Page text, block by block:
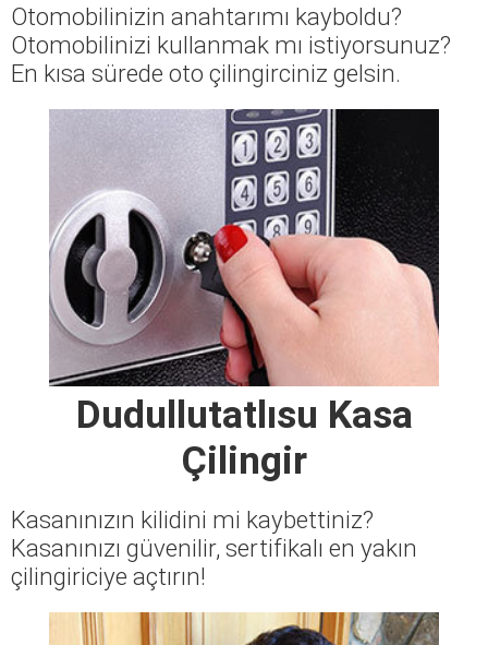
Otomobilinizin anahtarımı kayboldu?
Otomobilinizi kullanmak mı istiyorsunuz?
En kısa sürede oto çilingirciniz gelsin.
Dudullutatlısu Kasa
Çilingir
Kasanınızın kilidini mi kaybettiniz?
Kasanınızı güvenilir, sertifikalı en yakın
çilingiriciye açtırın!